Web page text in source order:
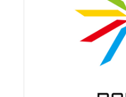
調査結果をお伝
「調査報告書」